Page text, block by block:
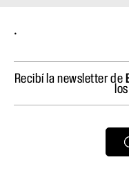
.
Recibí la newsletter de